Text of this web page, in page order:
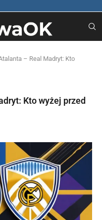
– Real Madryt: Kto
Kto wyżej przed